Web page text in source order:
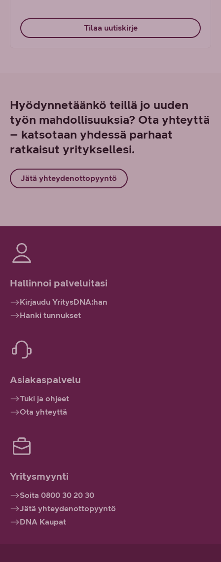
Tilaa uutiskirje
Hyödynnetäänkö teillä jo uuden
työn mahdollisuuksia? Ota yhteyttä
– katsotaan yhdessä parhaat
ratkaisut yrityksellesi.
Jätä yhteydenottopyyntö
Hallinnoi palveluitasi
Kirjaudu YritysDNA:han
Hanki tunnukset
Asiakaspalvelu
Tuki ja ohjeet
Ota yhteyttä
Yritysmyynti
Soita 0800 30 20 30
Jätä yhteydenottopyyntö
DNA Kaupat